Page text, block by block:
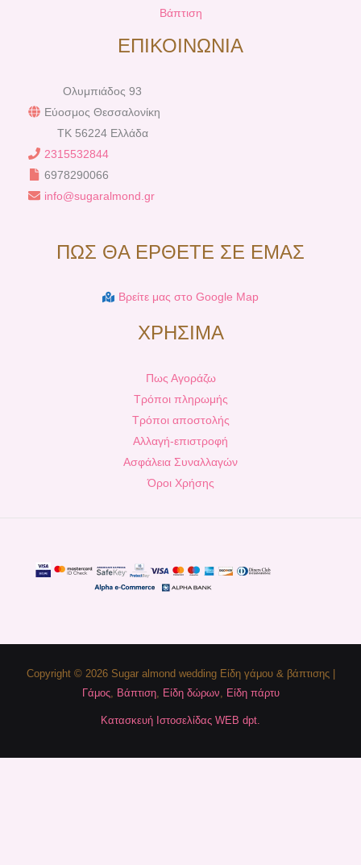
Βάπτιση
ΕΠΙΚΟΙΝΩΝΙΑ
Ολυμπιάδος 93
Εύοσμος Θεσσαλονίκη
TK 56224 Ελλάδα
2315532844
6978290066
info@sugaralmond.gr
ΠΩΣ ΘΑ ΕΡΘΕΤΕ ΣΕ ΕΜΑΣ
Βρείτε μας στο Google Map
ΧΡΗΣΙΜΑ
Πως Αγοράζω
Τρόποι πληρωμής
Τρόποι αποστολής
Αλλαγή-επιστροφή
Ασφάλεια Συναλλαγών
Όροι Χρήσης
Copyright © 2026 Sugar almond wedding Είδη γάμου & βάπτισης |
Γάμος, Βάπτιση, Είδη δώρων Είδη πάρτυ
Κατασκευή Ιστοσελίδας WEB dpt.